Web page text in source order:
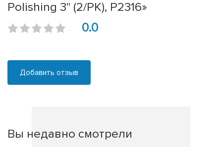
Polishing 3" (2/PK), P2316»
0.0
Добавить отзыв
Вы недавно смотрели